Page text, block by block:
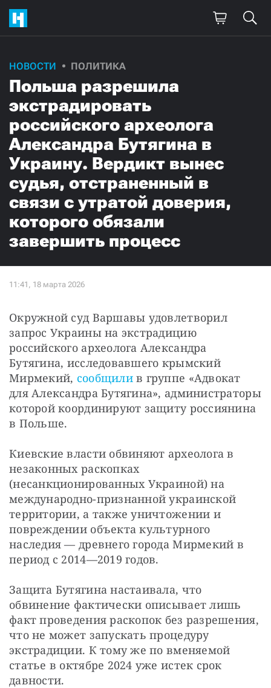
НОВОСТИ ПОЛИТИКА
Польша разрешила
экстрадировать
российского археолога
Александра Бутягина в
Украину. Вердикт вынес
судья, отстраненный в
связи с утратой доверия,
которого обязали
завершить процесс
Окружной суд Варшавы удовлетворил
запрос Украины на экстрадицию
российского археолога Александра
Бутягина, исследовавшего крымский
Мирмекий, сообщили в группе «Адвокат
для Александра Бутягина», администраторы
которой координируют защиту россиянина
в Польше.
Киевские власти обвиняют археолога в
незаконных раскопках
(несанкционированных Украиной) на
международно-признанной украинской
территории, а также уничтожении и
повреждении объекта культурного
наследия — древнего города Мирмекий в
период с 2014—2019 годов.
Защита Бутягина настаивала, что
обвинение фактически описывает лишь
факт проведения раскопок без разрешения,
что не может запускать процедуру
экстрадиции. К тому же по вменяемой
статье в октябре 2024 уже истек срок
давности.